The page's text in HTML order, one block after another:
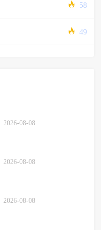
58
49
2026-08-08
2026-08-08
2026-08-08